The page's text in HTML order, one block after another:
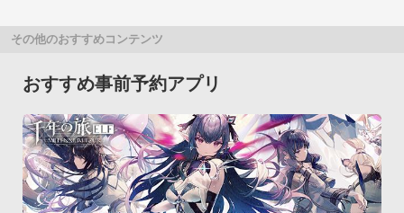
その他のおすすめコンテンツ
おすすめ事前予約アプリ